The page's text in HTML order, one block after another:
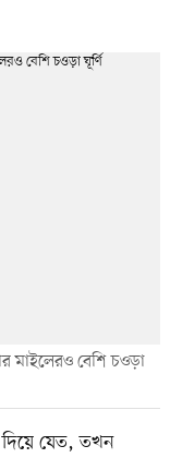
মাইলেরও বেশি চওড়া
যেত, তখন